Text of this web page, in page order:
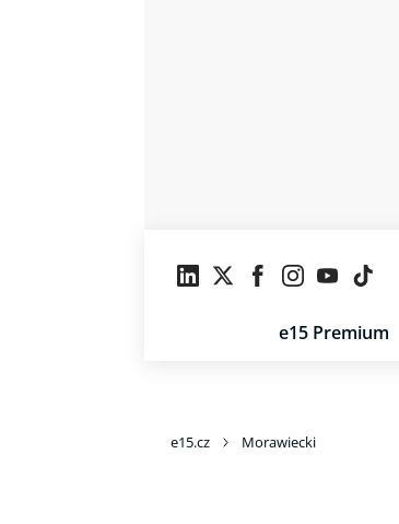
e15 Premium
e15.cz Morawiecki